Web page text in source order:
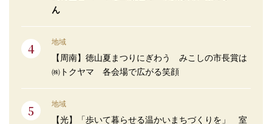
ん
地域
【周南】徳山夏まつりにぎわう みこしの市長賞は
㈱トクヤマ 各会場で広がる笑顔
地域
【光】「歩いて暮らせる温かいまちづくりを」 室